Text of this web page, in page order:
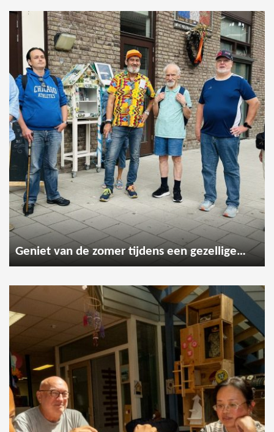
Geniet van de zomer tijdens een gezellige wandeling